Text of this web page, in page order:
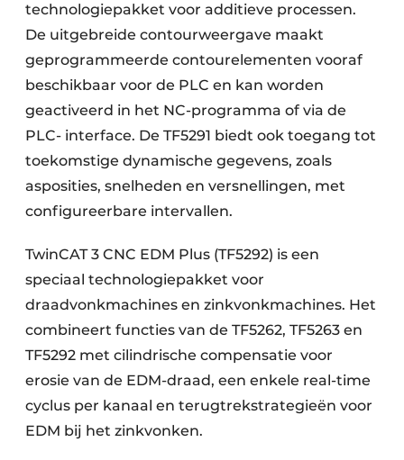
technologiepakket voor additieve processen.
De uitgebreide contourweergave maakt
geprogrammeerde contourelementen vooraf
beschikbaar voor de PLC en kan worden
geactiveerd in het NC-programma of via de
PLC- interface. De TF5291 biedt ook toegang tot
toekomstige dynamische gegevens, zoals
asposities, snelheden en versnellingen, met
configureerbare intervallen.
TwinCAT 3 CNC EDM Plus (TF5292) is een
speciaal technologiepakket voor
draadvonkmachines en zinkvonkmachines. Het
combineert functies van de TF5262, TF5263 en
TF5292 met cilindrische compensatie voor
erosie van de EDM-draad, een enkele real-time
cyclus per kanaal en terugtrekstrategieën voor
EDM bij het zinkvonken.